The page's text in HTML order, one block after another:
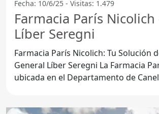
Fecha: 10/6/25 - Visitas: 1.479
Farmacia París Nicolich
Líber Seregni
Farmacia París Nicolich: Tu Solución
General Líber Seregni La Farmacia París Nicolich,
ubicada en el Departamento de